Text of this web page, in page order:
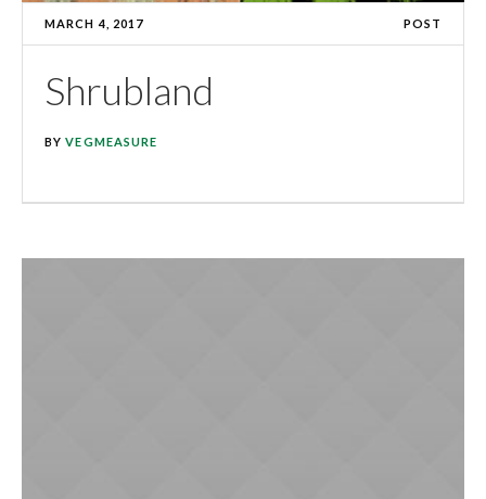
MARCH 4, 2017 POST
Shrubland
BYVEGMEASURE